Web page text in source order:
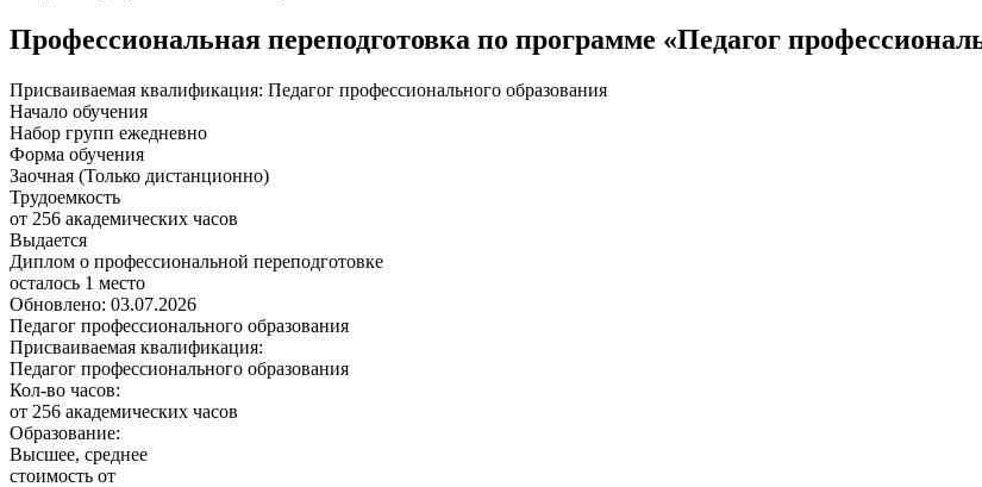
Профессиональная переподготовка по программе «Педагог
Присваиваемая квалификация: Педагог профессионального образования
Начало обучения
Набор групп ежедневно
Форма обучения
Заочная (Только дистанционно)
Трудоемкость
от 256 академических часов
Выдается
Диплом о профессиональной переподготовке
осталось 1 место
Обновлено: 03.07.2026
Педагог профессионального образования
Присваиваемая квалификация:
Педагог профессионального образования
Кол-во часов:
от 256 академических часов
Образование:
Высшее, среднее
стоимость от